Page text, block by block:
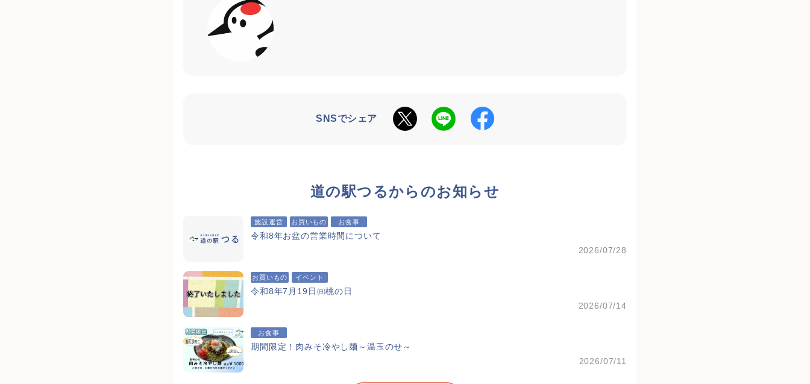
SNSでシェア
道の駅つるからのお知らせ
施設運営 お買いもの お食事
令和8年お盆の営業時間について
2026/07/28
お買いもの イベント
令和8年7月19日㈰桃の日
2026/07/14
お食事
期間限定！肉みそ冷やし麺～温玉のせ～
2026/07/11